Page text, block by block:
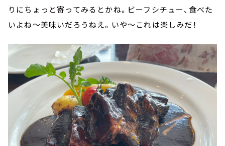
りにちょっと寄ってみるとかね。ビーフシチュー、食べた
いよね～美味いだろうねえ。いや～これは楽しみだ！